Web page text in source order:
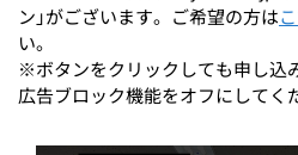
ン」がございます。ご希望の方は
い。
※ボタンをクリックしても申し込
広告ブロック機能をオフにしてく